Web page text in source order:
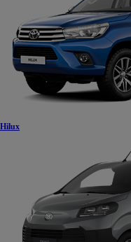
Hilux